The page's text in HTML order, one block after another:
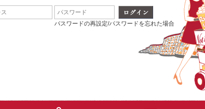
パスワードの再設定/パスワードを忘れた場合